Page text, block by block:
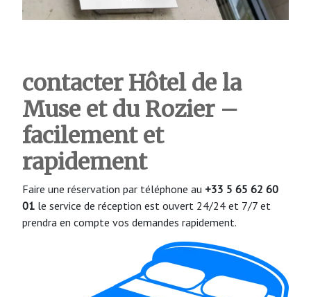
contacter Hôtel de la
Muse et du Rozier –
facilement et
rapidement
Faire une réservation par téléphone au +33 5 65 62 60
01 le service de réception est ouvert 24/24 et 7/7 et
prendra en compte vos demandes rapidement.